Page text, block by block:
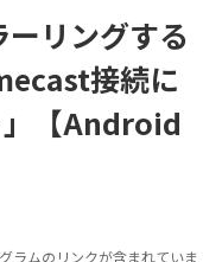
ーリングする
接続に
」【Android
ラムのリンクが含まれていま